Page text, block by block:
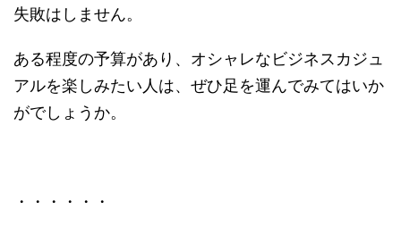
失敗はしません。
ある程度の予算があり、オシャレなビジネスカジュ
アルを楽しみたい人は、ぜひ足を運んでみてはいか
がでしょうか。
・・・・・・